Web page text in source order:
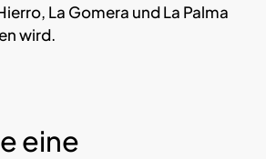
La Gomera und La Palma
wird.
eine